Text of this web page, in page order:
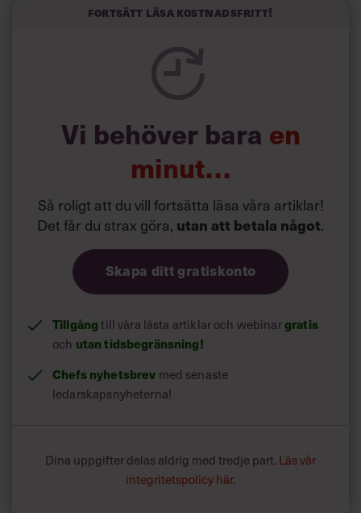
Fortsätt läsa kostnadsfritt!
Vi behöver bara en
minut…
Så roligt att du vill fortsätta läsa våra artiklar!
Det får du strax göra, utan att betala något.
Skapa ditt gratiskonto
Tillgångtill våra låsta artiklar och webinargratis
och utan tidsbegränsning!
Chefs nyhetsbrev med senaste
ledarskapsnyheterna!
Dina uppgifter delas aldrig med tredje part. Läs vår
integritetspolicy här.